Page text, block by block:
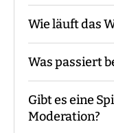
Wie läuft das
Der Guide
vereinbarten
Begrüßung
Was passiert
Das Event
Wetter statt.
Gibt es eine
Moderation?